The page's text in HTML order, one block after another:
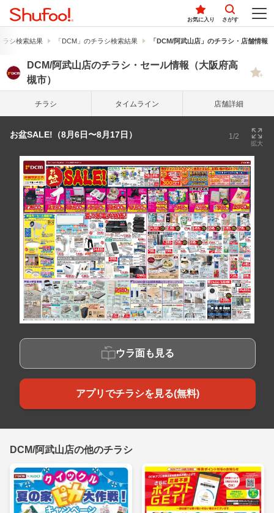
お気に入り さがす
ラシ検索結果 「DCM」のチラシ検索結果 「DCM/阿武山店」のチラシ・店舗情報
DCM/阿武山店のチラシ・セール情報（大阪府高
槻市）
チラシ タイム ライン 店舗詳細
お盆SALE!（8月6日〜8月17日） 1/2
拡大
ウラ面も見る
アプリでチラシを見る(無料)
DCM/阿武山店の他のチラシ